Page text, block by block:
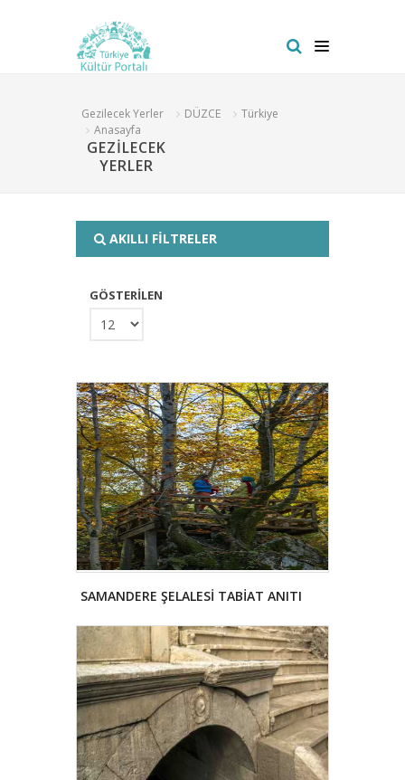
Gezilecek Yerler DÜZCE
Türkiye
Anasayfa
GEZİLECEK
YERLER
AKILLI FİLTRELER
GÖSTERİLEN
SAMANDERE ŞELALESİ TABİAT ANITI